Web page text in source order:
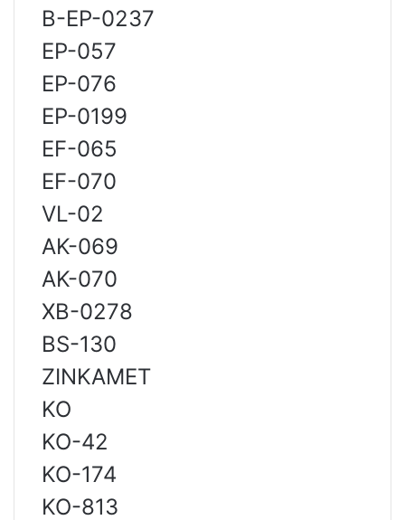
B-EP-0237
EP-057
EP-076
EP-0199
EF-065
EF-070
VL-02
AK-069
AK-070
XB-0278
BS-130
ZINKAMET
KO
KO-42
KO-174
KO-813